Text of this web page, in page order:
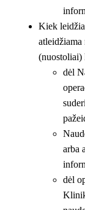
Kiek
atleidžiama
(nuostoliai)
dėl
arba
dėl